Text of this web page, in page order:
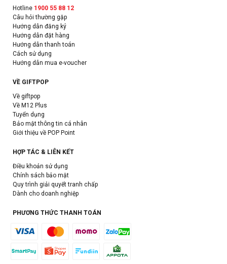
Hotline 1900 55 88 12
Câu hỏi thường gặp
Hướng dẫn đăng ký
Hướng dẫn đặt hàng
Hướng dẫn thanh toán
Cách sử dụng
Hướng dẫn mua e-voucher
VỀ GIFTPOP
Về giftpop
Về M12 Plus
Tuyển dụng
Bảo mật thông tin cá nhân
Giới thiệu về POP Point
HỢP TÁC & LIÊN KẾT
Điều khoản sử dụng
Chính sách bảo mật
Quy trình giải quyết tranh chấp
Dành cho doanh nghiệp
PHƯƠNG THỨC THANH TOÁN